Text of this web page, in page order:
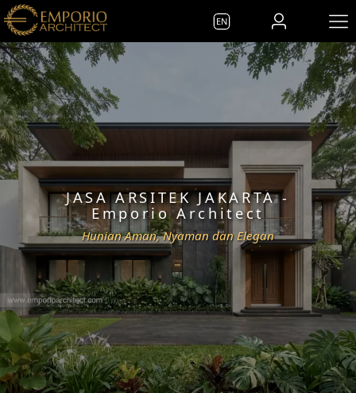
EN
JASA ARSITEK JAKARTA-
Emporio Architect
Hunian Aman, Nyaman dan Elegan